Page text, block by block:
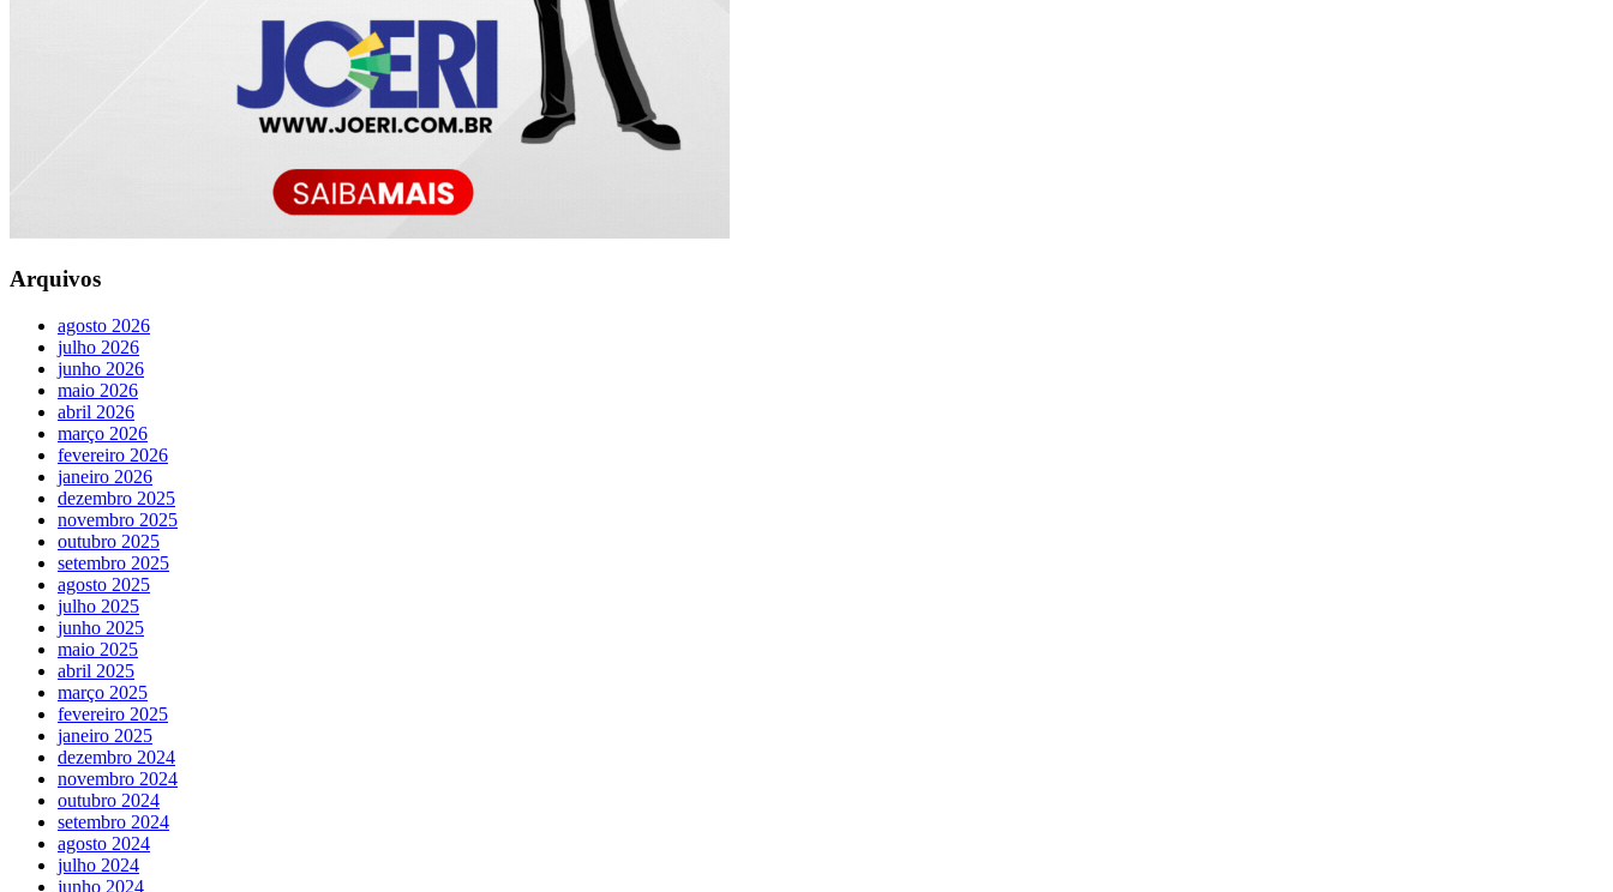
Arquivos
agosto 2026
julho 2026
junho 2026
maio 2026
abril 2026
março 2026
fevereiro 2026
janeiro 2026
dezembro 2025
novembro 2025
outubro 2025
setembro 2025
agosto 2025
julho 2025
junho 2025
maio 2025
abril 2025
março 2025
fevereiro 2025
janeiro 2025
dezembro 2024
novembro 2024
outubro 2024
setembro 2024
agosto 2024
julho 2024
junho 2024